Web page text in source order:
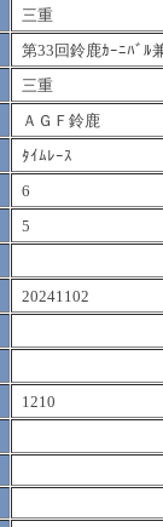
三重
第33回鈴鹿ｶｰﾆﾊﾞﾙ
三重
ＡＧＦ鈴鹿
ﾀｲﾑﾚｰｽ
6
5
20241102
1210